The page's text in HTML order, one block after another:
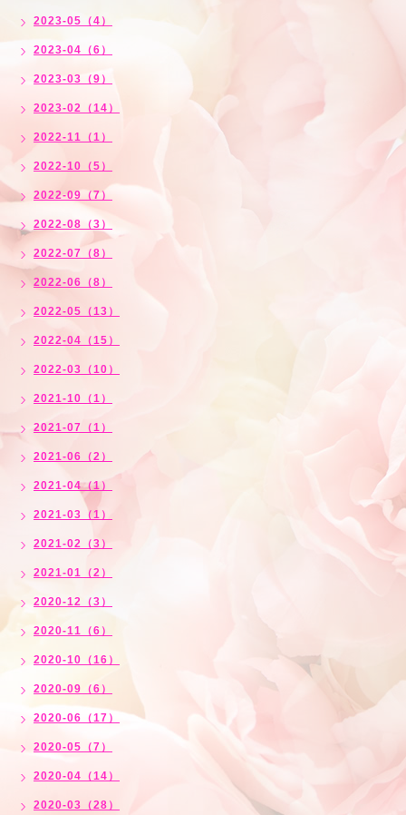
2023-05（4）
2023-04（6）
2023-03（9）
2023-02（14）
2022-11（1）
2022-10（5）
2022-09（7）
2022-08（3）
2022-07（8）
2022-06（8）
2022-05（13）
2022-04（15）
2022-03（10）
2021-10（1）
2021-07（1）
2021-06（2）
2021-04（1）
2021-03（1）
2021-02（3）
2021-01（2）
2020-12（3）
2020-11（6）
2020-10（16）
2020-09（6）
2020-06（17）
2020-05（7）
2020-04（14）
2020-03（28）